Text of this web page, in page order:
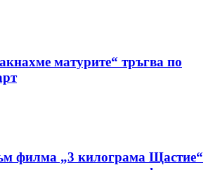
матурите“ тръгва по
филма „3 килограма Щастие“